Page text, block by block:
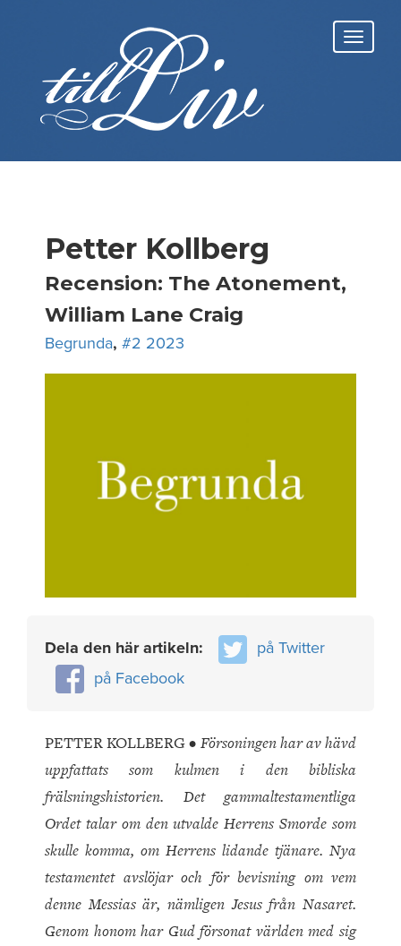
Petter Kollberg
Recension: The Atonement,
William Lane Craig
Begrunda, #2 2023
Dela den här artikeln:
på Twitter
på Facebook
PETTER KOLLBERG • Försoningen har av hävd
uppfattats som kulmen i den bibliska
frälsningshistorien. Det gammaltestamentliga
Ordet talar om den utvalde Herrens Smorde som
skulle komma, om Herrens lidande tjänare. Nya
testamentet avslöjar och för bevisning om vem
denne Messias är, nämligen Jesus från Nasaret.
Genom honom har Gud försonat världen med sig